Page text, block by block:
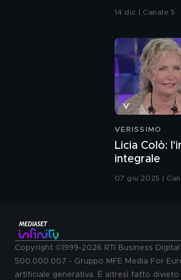
14 dic | Canale 5
VERISSIMO
Licia Colò:
integrale
07 giu 2025 |
Copyright ©1999-2026 RTI Business
500.000.007 - Gruppo MFE Media For
artificiale generativa. È altresì fatto